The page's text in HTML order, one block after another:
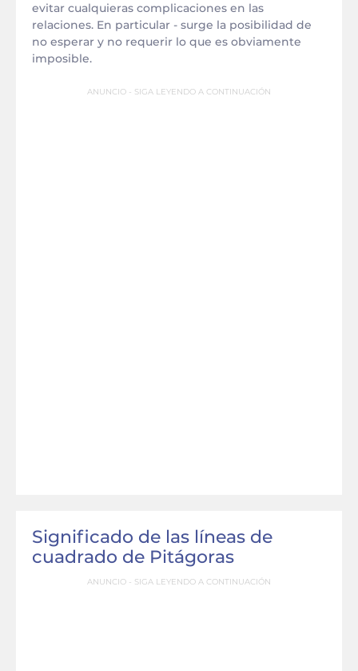
evitar cualquieras complicaciones en las
relaciones. En particular - surge la posibilidad de
no esperar y no requerir lo que es obviamente
imposible.
ANUNCIO - SIGA LEYENDO A CONTINUACIÓN
Significado de las líneas de
cuadrado de Pitágoras
ANUNCIO - SIGA LEYENDO A CONTINUACIÓN